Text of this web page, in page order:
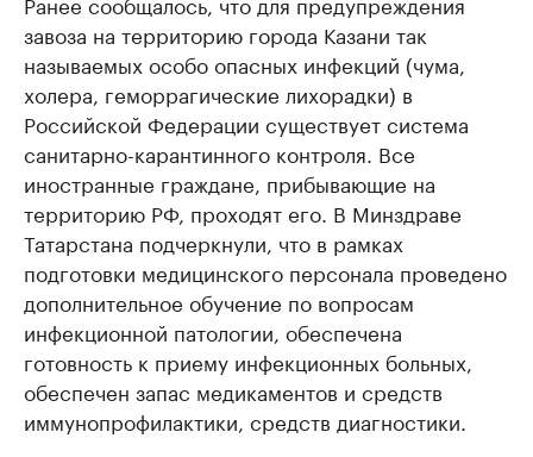
завоза на территорию города Казани так
называемых особо опасных инфекций (чума,
холера, геморрагические лихорадки) в
Российской Федерации существует система
санитарно-карантинного контроля. Все
иностранные граждане, прибывающие на
территорию РФ, проходят его. В Минздраве
Татарстана подчеркнули, что в рамках
подготовки медицинского персонала проведено
дополнительное обучение по вопросам
инфекционной патологии, обеспечена
готовность к приему инфекционных больных,
обеспечен запас медикаментов и средств
иммунопрофилактики, средств диагностики.